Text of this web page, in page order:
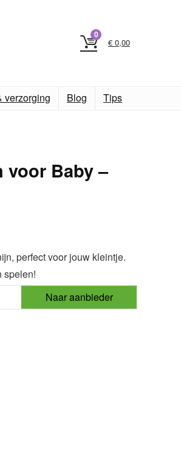
0
€ 0,00
verzorging Blog Tips
voor Baby –
perfect voor jouw kleintje.
spelen!
Naar aanbieder